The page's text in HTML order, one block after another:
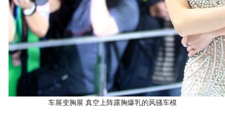
车展变胸展 真空上阵露胸爆乳的风骚车模